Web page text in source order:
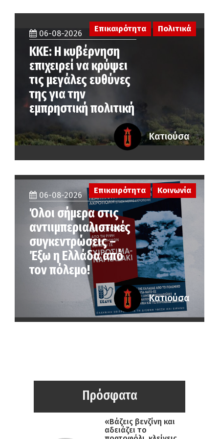
06-08-2026
ΚΚΕ: Η κυβέρνηση
επιχειρεί να κρύψει
τις μεγάλες ευθύνες
της για την
εμπρηστική πολιτική
Επικαιρότητα Πολιτικά
Κατιούσα
06-08-2026
Όλοι σήμερα στις
αντιιμπεριαλιστικές
συγκεντρώσεις –
Έξω η Ελλάδα από
τον πόλεμο!
Επικαιρότητα Κοινωνία
Κατιούσα
Πρόσφατα
«Βάζεις βενζίνη και
αδειάζει το